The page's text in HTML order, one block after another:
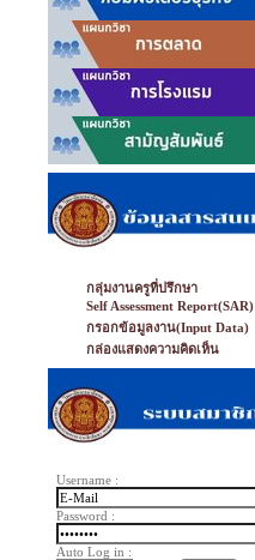
กลุ่มงานครูที่ปรึกษา
Self Assessment Report(SAR)
กรอกข้อมูลงาน(Input Data)
กล่องแสดงความคิดเห็น
Username :
Password :
Auto Log in :